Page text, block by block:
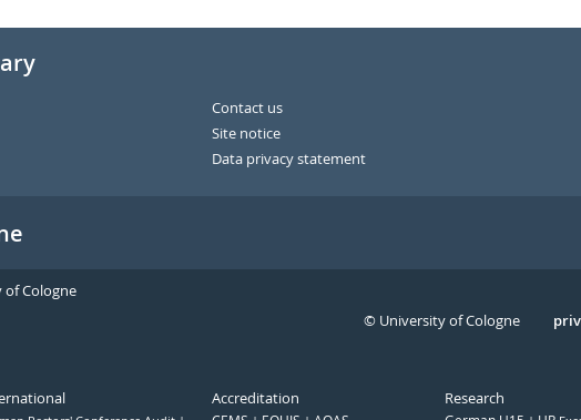
Contact us
Site notice
Data privacy statement
of Cologne
© University of Cologne
Accreditation Research